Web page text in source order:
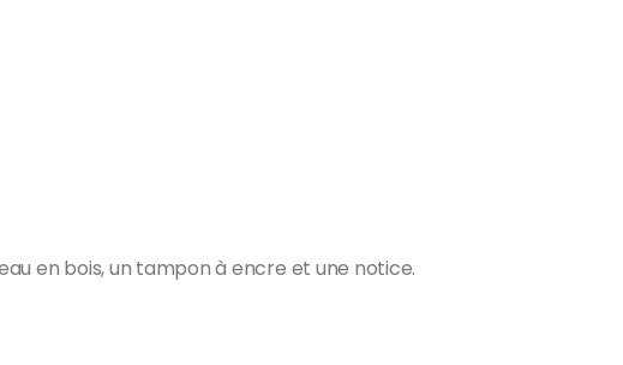
en bois, un tampon à encre et une notice.